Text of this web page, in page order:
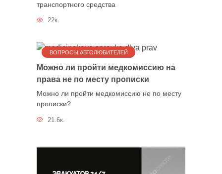
транспортного средства
22к.
ВОПРОСЫ АВТОЛЮБИТЕЛЕЙ
Можно ли пройти медкомиссию на
права не по месту прописки
Можно ли пройти медкомиссию не по месту
прописки?
21.6к.